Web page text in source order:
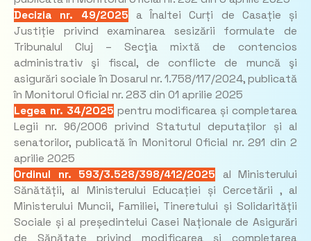
Decizia nr. 49/2025 a Înaltei Curți de Casație și
Justiție privind examinarea sesizării formulate de
Tribunalul Cluj – Secţia mixtă de contencios
administrativ şi fiscal, de conflicte de muncă şi
asigurări sociale în Dosarul nr. 1.758/117/2024, publicată
în Monitorul Oficial nr. 283 din 01 aprilie 2025
Legea nr. 34/2025 pentru modificarea și completarea
Legii nr. 96/2006 privind Statutul deputaților și al
senatorilor, publicată în Monitorul Oficial nr. 291 din 2
aprilie 2025
Ordinul nr. 593/3.528/398/412/2025 al Ministerului
Sănătății, al Ministerului Educației și Cercetării , al
Ministerului Muncii, Familiei, Tineretului și Solidarității
Sociale și al președintelui Casei Naționale de Asigurări